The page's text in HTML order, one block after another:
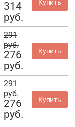
314
руб.
Купить
291
руб.
276
руб.
Купить
291
руб.
276
руб.
Купить